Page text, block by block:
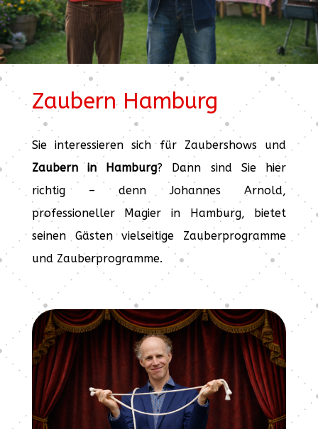
Zaubern Hamburg
Sie interessieren sich für Zaubershows und
Zaubern in Hamburg? Dann sind Sie hier
richtig – denn Johannes Arnold,
professioneller Magier in Hamburg, bietet
seinen Gästen vielseitige Zauberprogramme
und Zauberprogramme.